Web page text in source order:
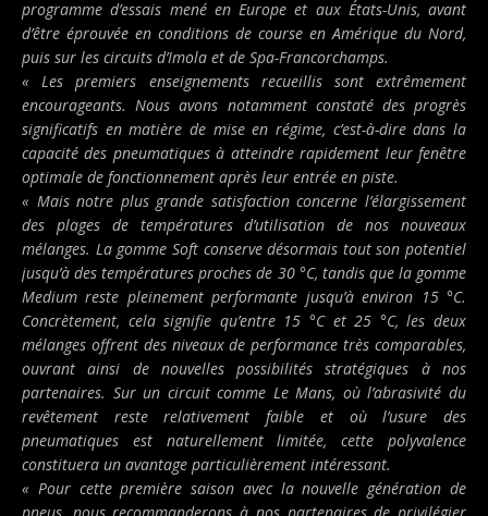
programme d’essais mené en Europe et aux États-Unis, avant
d’être éprouvée en conditions de course en Amérique du Nord,
puis sur les circuits d’Imola et de Spa-Francorchamps.
« Les premiers enseignements recueillis sont extrêmement
encourageants. Nous avons notamment constaté des progrès
significatifs en matière de mise en régime, c’est-à-dire dans la
capacité des pneumatiques à atteindre rapidement leur fenêtre
optimale de fonctionnement après leur entrée en piste.
« Mais notre plus grande satisfaction concerne l’élargissement
des plages de températures d’utilisation de nos nouveaux
mélanges. La gomme Soft conserve désormais tout son potentiel
jusqu’à des températures proches de 30 °C, tandis que la gomme
Medium reste pleinement performante jusqu’à environ 15 °C.
Concrètement, cela signifie qu’entre 15 °C et 25 °C, les deux
mélanges offrent des niveaux de performance très comparables,
ouvrant ainsi de nouvelles possibilités stratégiques à nos
partenaires. Sur un circuit comme Le Mans, où l’abrasivité du
revêtement reste relativement faible et où l’usure des
pneumatiques est naturellement limitée, cette polyvalence
constituera un avantage particulièrement intéressant.
« Pour cette première saison avec la nouvelle génération de